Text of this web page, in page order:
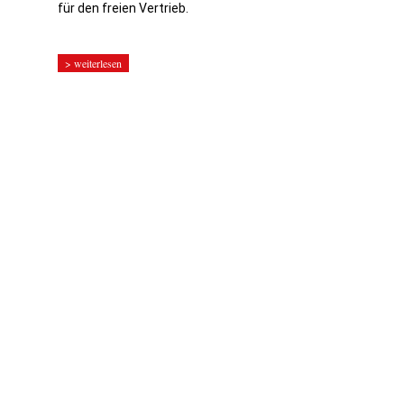
für den freien Vertrieb.
> weiterlesen